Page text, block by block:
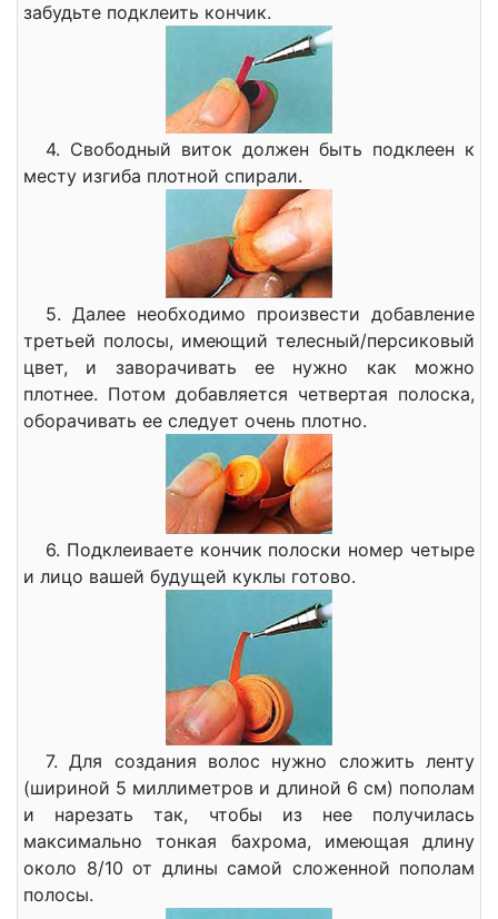
забудьте подклеить кончик.
4. Свободный виток должен быть подклеен к
месту изгиба плотной спирали.
5. Далее необходимо произвести добавление
третьей полосы, имеющий телесный/персиковый
цвет, и заворачивать ее нужно как можно
плотнее. Потом добавляется четвертая полоска,
оборачивать ее следует очень плотно.
6. Подклеиваете кончик полоски номер четыре
и лицо вашей будущей куклы готово.
7. Для создания волос нужно сложить ленту
(шириной 5 миллиметров и длиной 6 см) пополам
и нарезать так, чтобы из нее получилась
максимально тонкая бахрома, имеющая длину
около 8/10 от длины самой сложенной пополам
полосы.